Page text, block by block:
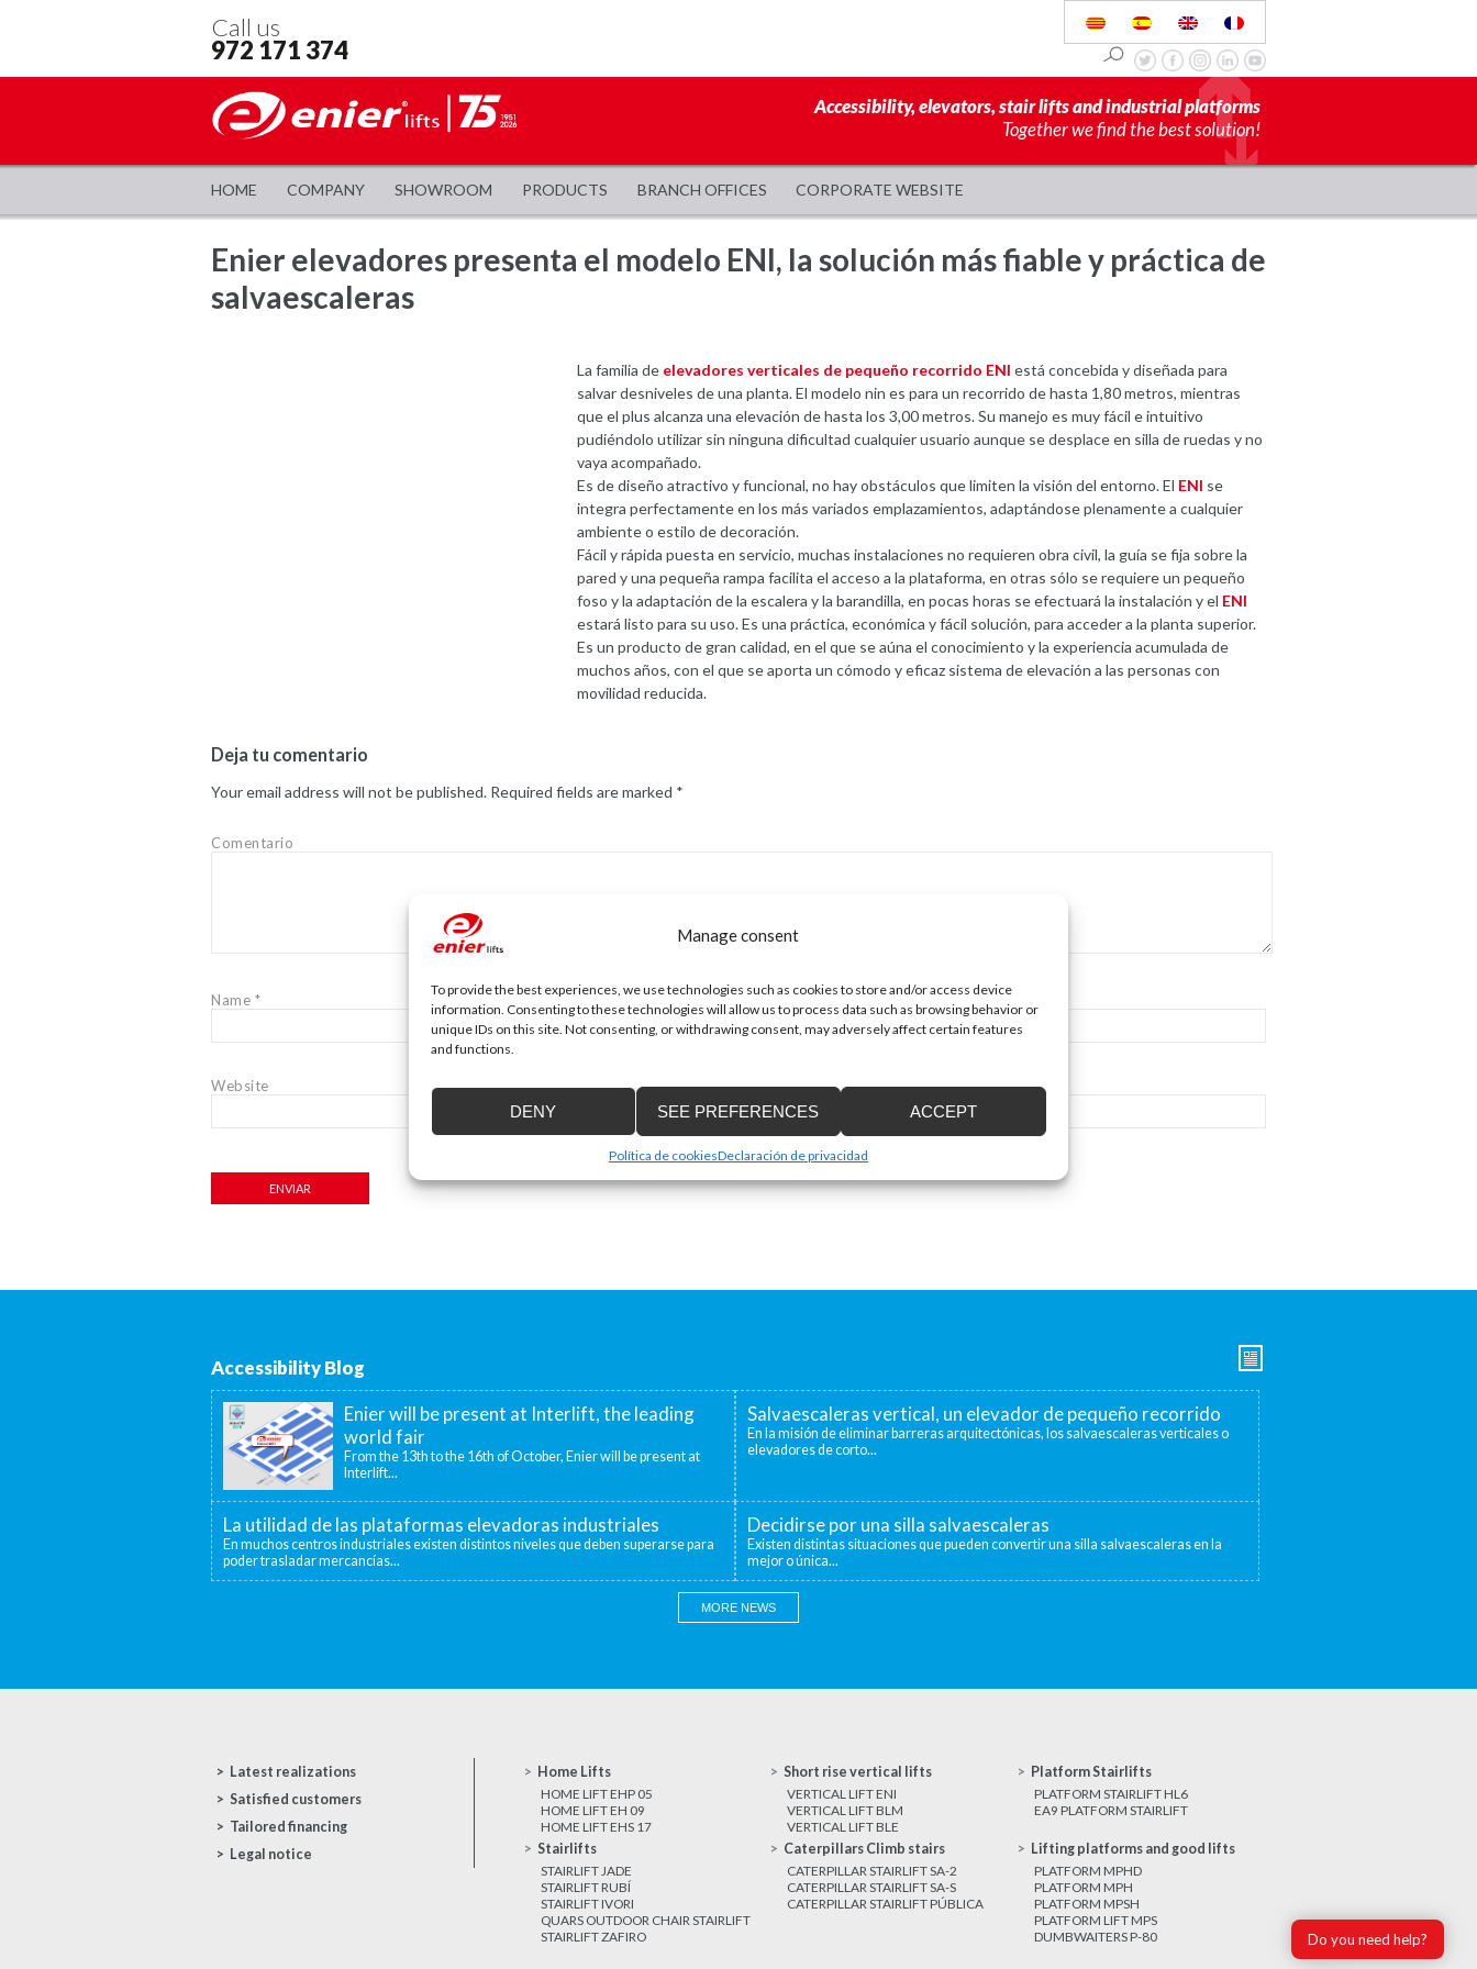
Manage consent
To provide the best experiences, we use technologies such as cookies to store and/or access device
information. Consenting to these technologies will allow us to process data such as browsing behavior or
unique IDs on this site. Not consenting, or withdrawing consent, may adversely affect certain features
and functions.
ACCEPT
DENY SEE PREFERENCES
Política de cookiesDeclaración de privacidad
Call us
972 171 374
Accessibility, elevators, stair lifts and industrial platforms
Together we find the best solution!
HOME COMPANY SHOWROOM PRODUCTS BRANCH OFFICES CORPORATE WEBSITE
Enier elevadores presenta el modelo ENI, la solución más fiable y práctica de
salvaescaleras
La familia de elevadores verticales de pequeño recorrido ENI está concebida y diseñada para
salvar desniveles de una planta. El modelo nin es para un recorrido de hasta 1,80 metros, mientras
que el plus alcanza una elevación de hasta los 3,00 metros. Su manejo es muy fácil e intuitivo
pudiéndolo utilizar sin ninguna dificultad cualquier usuario aunque se desplace en silla de ruedas y no
vaya acompañado.
Es de diseño atractivo y funcional, no hay obstáculos que limiten la visión del entorno. El ENI se
integra perfectamente en los más variados emplazamientos, adaptándose plenamente a cualquier
ambiente o estilo de decoración.
Fácil y rápida puesta en servicio, muchas instalaciones no requieren obra civil, la guía se fija sobre la
pared y una pequeña rampa facilita el acceso a la plataforma, en otras sólo se requiere un pequeño
foso y la adaptación de la escalera y la barandilla, en pocas horas se efectuará la instalación y el ENI
estará listo para su uso. Es una práctica, económica y fácil solución, para acceder a la planta superior.
Es un producto de gran calidad, en el que se aúna el conocimiento y la experiencia acumulada de
muchos años, con el que se aporta un cómodo y eficaz sistema de elevación a las personas con
movilidad reducida.
Deja tu comentario
Your email address will not be published. Required fields are marked *
Comentario
Name * Email*
Website
Accessibility Blog
Enier will be present at Interlift, the leading
world fair
From the 13th to the 16th of October, Enier will be present at
Interlift...
Salvaescaleras vertical, un elevador de pequeño recorrido
En la misión de eliminar barreras arquitectónicas, los salvaescaleras verticales o
elevadores de corto...
La utilidad de las plataformas elevadoras industriales
En muchos centros industriales existen distintos niveles que deben superarse para
poder trasladar mercancías...
Decidirse por una silla salvaescaleras
Existen distintas situaciones que pueden convertir una silla salvaescaleras en la
mejor o única...
MORE NEWS
Latest realizations
Satisfied customers
Tailored financing
Legal notice
Home Lifts
HOME LIFT EHP 05
HOME LIFT EH 09
HOME LIFT EHS 17
Short rise vertical lifts
VERTICAL LIFT ENI
VERTICAL LIFT BLM
VERTICAL LIFT BLE
Platform Stairlifts
PLATFORM STAIRLIFT HL6
EA9 PLATFORM STAIRLIFT
Stairlifts
STAIRLIFT JADE
STAIRLIFT RUBÍ
STAIRLIFT IVORI
QUARS OUTDOOR CHAIR STAIRLIFT
STAIRLIFT ZAFIRO
Caterpillars Climb stairs
CATERPILLAR STAIRLIFT SA-2
CATERPILLAR STAIRLIFT SA-S
CATERPILLAR STAIRLIFT PÚBLICA
Lifting platforms and good lifts
PLATFORM MPHD
PLATFORM MPH
PLATFORM MPSH
PLATFORM LIFT MPS
DUMBWAITERS P-80
Do you need help?